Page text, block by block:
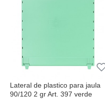
Lateral de plastico para jaula
90/120 2 gr Art. 397 verde